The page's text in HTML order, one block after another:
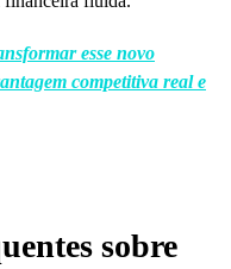
esse novo
competitiva real e
sobre